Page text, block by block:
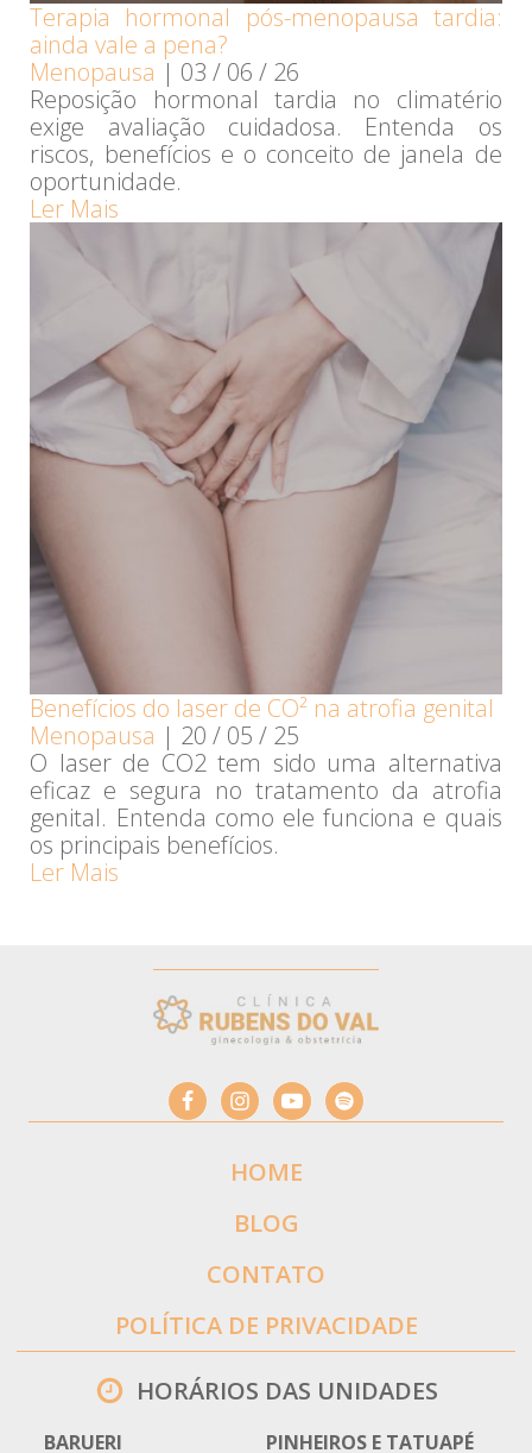
Terapia hormonal pós-menopausa tardia:
ainda vale a pena?
Menopausa | 03 / 06 / 26
Reposição hormonal tardia no climatério
exige avaliação cuidadosa. Entenda os
riscos, benefícios e o conceito de janela de
oportunidade.
Ler Mais
Benefícios do laser de CO² na atrofia genital
Menopausa | 20 / 05 / 25
O laser de CO2 tem sido uma alternativa
eficaz e segura no tratamento da atrofia
genital. Entenda como ele funciona e quais
os principais benefícios.
Ler Mais
HOME
BLOG
CONTATO
POLÍTICA DE PRIVACIDADE
HORÁRIOS DAS UNIDADES
BARUERI PINHEIROS E TATUAPÉ